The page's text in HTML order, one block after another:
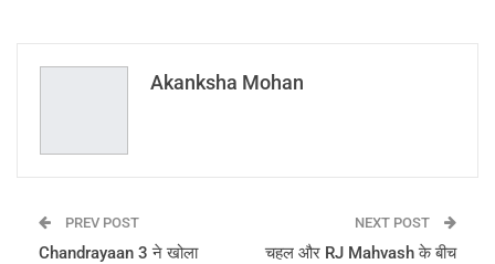
Email
Akanksha Mohan
PREV POST
Chandrayaan 3 ने खोला
NEXT POST
चहल और RJ Mahvash के बीच